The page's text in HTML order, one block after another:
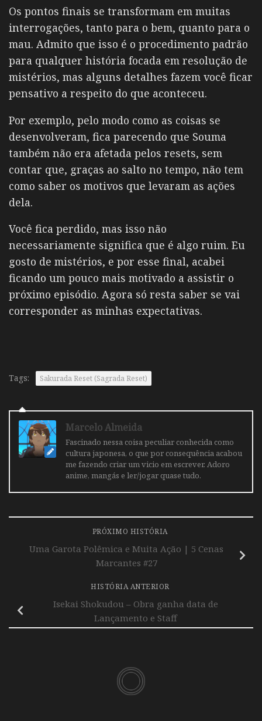
Os pontos finais se transformam em muitas
interrogações, tanto para o bem, quanto para o
mau. Admito que isso é o procedimento padrão
para qualquer história focada em resolução de
mistérios, mas alguns detalhes fazem você ficar
pensativo a respeito do que aconteceu.
Por exemplo, pelo modo como as coisas se
desenvolveram, fica parecendo que Souma
também não era afetada pelos resets, sem
contar que, graças ao salto no tempo, não tem
como saber os motivos que levaram as ações
dela.
Você fica perdido, mas isso não
necessariamente significa que é algo ruim. Eu
gosto de mistérios, e por esse final, acabei
ficando um pouco mais motivado a assistir o
próximo episódio. Agora só resta saber se vai
corresponder as minhas expectativas.
Tags: Sakurada Reset (Sagrada Reset)
Marcelo Almeida
Fascinado nessa coisa peculiar conhecida como
cultura japonesa, o que por consequência acabou
me fazendo criar um vicio em escrever. Adoro
anime, mangás e ler/jogar quase tudo.
PRÓXIMO HISTÓRIA
Uma Garota Polêmica e Muita Ação | 5 Cenas
Marcantes #27
HISTÓRIA ANTERIOR
Isekai Shokudou – Obra ganha data de
Lançamento e Staff